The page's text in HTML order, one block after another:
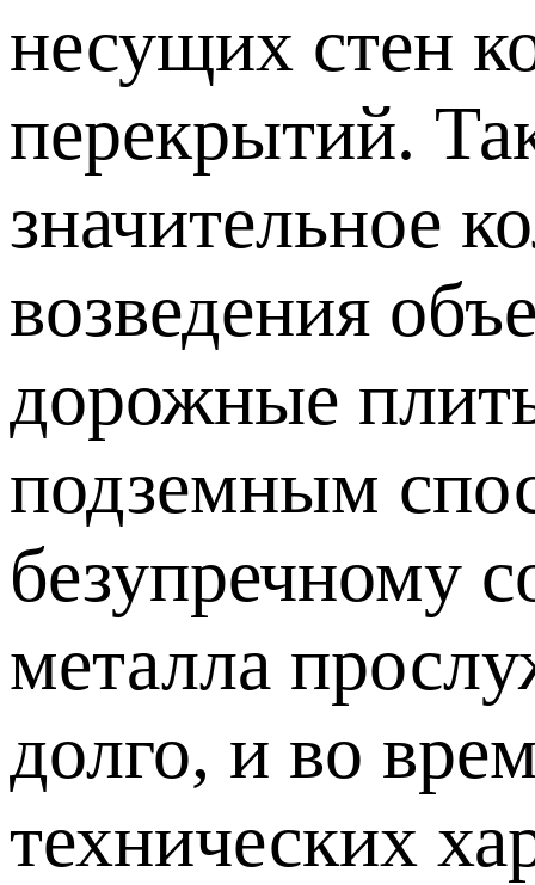
несущих стен
перекрытий.
значительное
возведения
дорожные
подземным
безупречному
металла
долго, и во
технических